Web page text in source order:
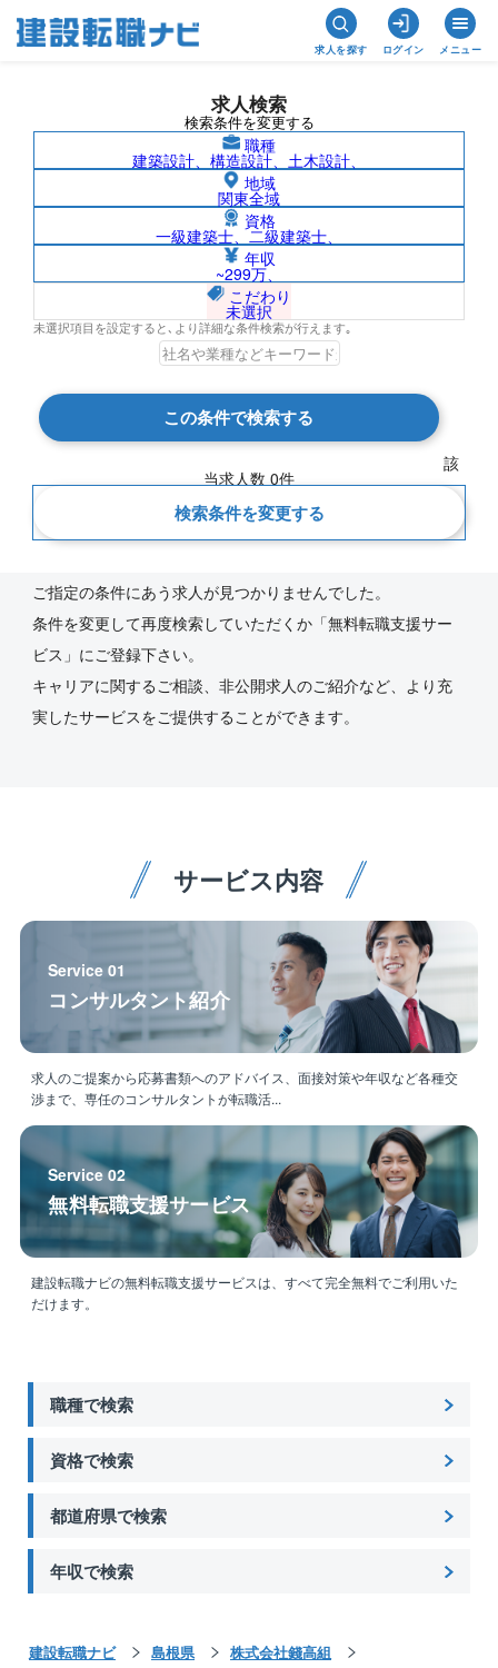
求人を探す ログイン メニュー
求人検索
検索条件を変更する
職種
建築設計、構造設計、土木設計、
地域
関東全域
資格
一級建築士、二級建築士、
年収
~299万、
こだわり
未選択
未選択項目を設定すると､より詳細な条件検索が行えます｡
この条件で検索する
該
当求人数 0件
検索条件を変更する
島根県/株式会社錢高組の求人検索結果一
覧
新着順
ご指定の条件にあう求人が見つかりませんでした。
条件を変更して再度検索していただくか「無料転職支援サー
ビス」にご登録下さい。
キャリアに関するご相談、非公開求人のご紹介など、より充
実したサービスをご提供することができます。
サービス内容
Service 01
コンサルタント紹介
求人のご提案から応募書類へのアドバイス、面接対策や年収など各種交
渉まで、専任のコンサルタントが転職活...
Service 02
無料転職支援サービス
建設転職ナビの無料転職支援サービスは、すべて完全無料でご利用いた
だけます。
職種で検索
資格で検索
都道府県で検索
年収で検索
建設転職ナビ 島根県
株式会社錢高組